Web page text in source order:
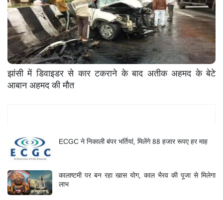
झांसी में डिवाइडर से कार टकराने के बाद अतीक अहमद के बेटे
आबान अहमद की मौत
ECGC ने निकाली बंपर भर्तियां, मिलेंगे 88 हजार रूपए हर माह
कालाष्टमी पर बन रहा खास योग, काल भैरव की पूजा से मिलेगा
लाभ